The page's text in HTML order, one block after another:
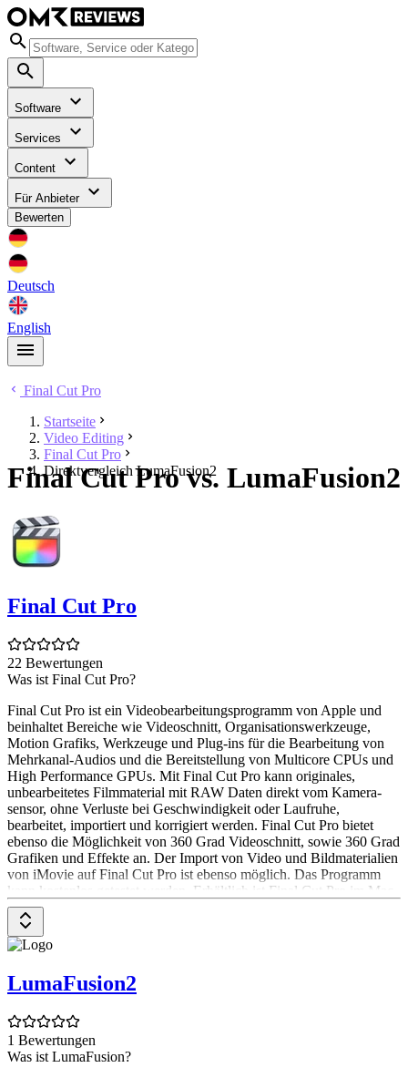
Software
Services
Content
Für Anbieter
Bewerten
Deutsch
English
Final Cut Pro
Startseite
Video Editing
Final Cut Pro
Direktvergleich LumaFusion2
Final Cut Pro vs. LumaFusion2
Final Cut Pro
22 Bewertungen
Was ist Final Cut Pro?
Final Cut Pro ist ein Videobearbeitungsprogramm von Apple und
beinhaltet Bereiche wie Videoschnitt, Organisationswerkzeuge,
Motion Grafiks, Werkzeuge und Plug-ins für die Bearbeitung von
Mehrkanal-Audios und die Bereitstellung von Multicore CPUs und
High Performance GPUs. Mit Final Cut Pro kann originales,
unbearbeitetes Filmmaterial mit RAW Daten direkt vom Kamera­
sensor, ohne Verluste bei Geschwindig­keit oder Laufruhe,
bearbeitet, importiert und korrigiert werden. Final Cut Pro bietet
ebenso die Möglichkeit von 360 Grad Videoschnitt, sowie 360 Grad
Grafiken und Effekte an. Der Import von Video und Bildmaterialien
von iMovie auf Final Cut Pro ist ebenso möglich. Das Programm
kann kostenlos getestet werden. Erhältlich ist Final Cut Pro im Mac
App Store für 299,99 Euro.
LumaFusion2
1 Bewertungen
Was ist LumaFusion?